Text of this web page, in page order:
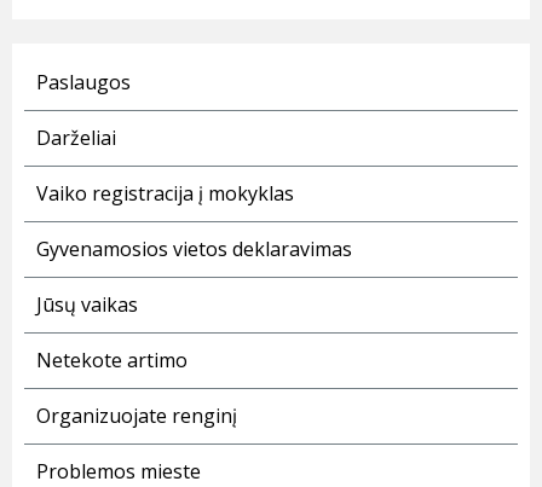
Paslaugos
Darželiai
Vaiko registracija į mokyklas
Gyvenamosios vietos deklaravimas
Jūsų vaikas
Netekote artimo
Organizuojate renginį
Problemos mieste